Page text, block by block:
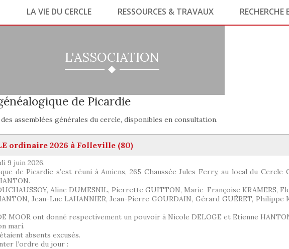
LA VIE DU CERCLE RESSOURCES & TRAVAUX RECHERCHE
L'ASSOCIATION
de Picardie
assemblées générales du cercle, disponibles en consultation.
ordinaire 2026 à Folleville (80)
9 juin 2026.
de Picardie s’est réuni à Amiens, 265 Chaussée Jules Ferry, au local du Cercle
Aline DUMESNIL, Pierrette GUITTON, Marie-Françoise KRAMERS,
Jean-Luc LAHANNIER, Jean-Pierre GOURDAIN, Gérard GUÉRET, Philippe
MOOR ont donné respectivement un pouvoir à Nicole DELOGE et Etienne
mari.
absents excusés.
l’ordre du jour :